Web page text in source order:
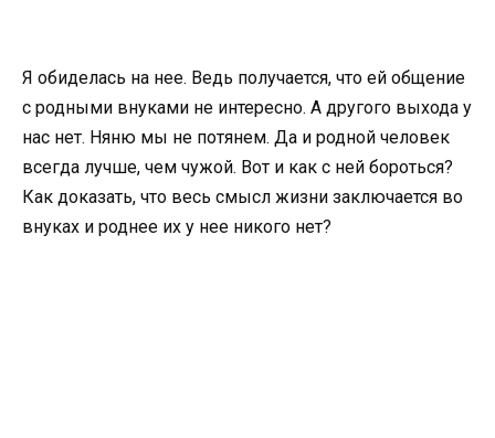
Я обиделась на нее. Ведь получается, что ей общение
с родными внуками не интересно. А другого выхода у
нас нет. Няню мы не потянем. Да и родной человек
всегда лучше, чем чужой. Вот и как с ней бороться?
Как доказать, что весь смысл жизни заключается во
внуках и роднее их у нее никого нет?